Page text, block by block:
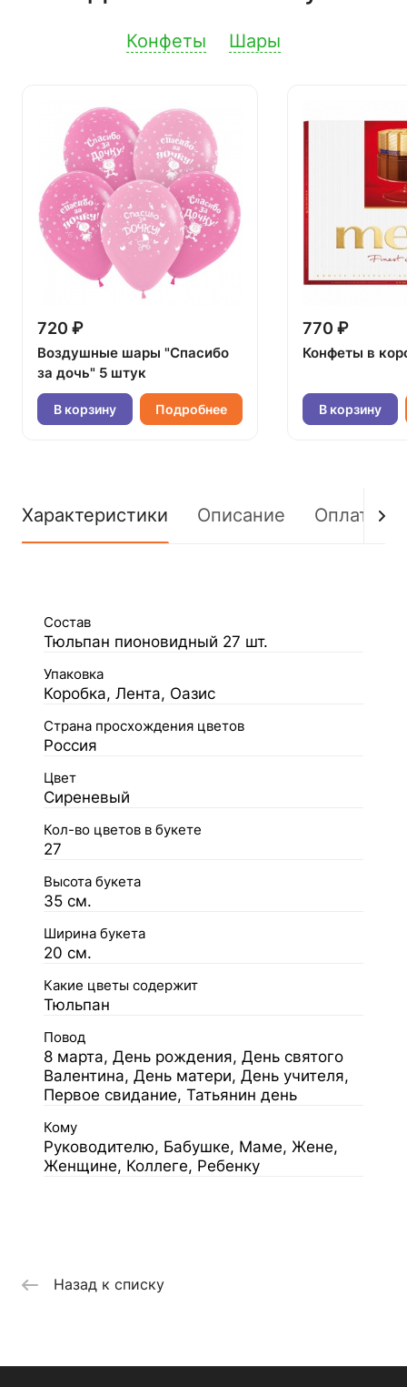
Конфеты Шары
720 ₽
Воздушные шары "Спасибо
за дочь" 5 штук
В корзину Подробнее
770 ₽
Конфеты в
В корзину
Характеристики Описание Оплата
Состав
Тюльпан пионовидный 27 шт.
Упаковка
Коробка, Лента, Оазис
Страна просхождения цветов
Россия
Цвет
Сиреневый
Кол-во цветов в букете
27
Высота букета
35 см.
Ширина букета
20 см.
Какие цветы содержит
Тюльпан
Повод
8 марта, День рождения, День святого
Валентина, День матери, День учителя,
Первое свидание, Татьянин день
Кому
Руководителю, Бабушке, Маме, Жене,
Женщине, Коллеге, Ребенку
Назад к списку